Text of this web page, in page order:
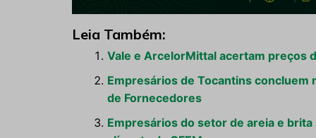
Leia Também:
Vale e ArcelorMittal acertam preços
Empresários de Tocantins concluem
de Fornecedores
Empresários do setor de areia e